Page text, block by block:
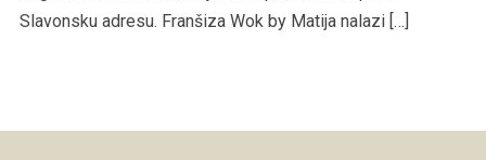
Slavonsku adresu. Franšiza Wok by Matija nalazi […]